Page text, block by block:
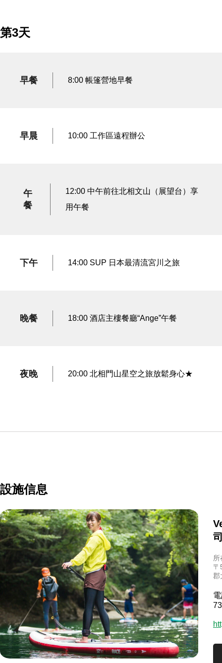
第3天
早餐 8:00 帳篷營地早餐
早晨 10:00 工作區遠程辦公
午
餐
12:00 中午前往北相文山（展望台）享
用午餐
下午 14:00 SUP 日本最清流宮川之旅
晚餐 18:00 酒店主樓餐廳“Ange”午餐
夜晚 20:00 北相門山星空之旅放鬆身心★
設施信息
所
郡